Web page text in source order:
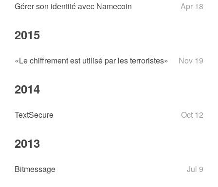
Gérer son identité avec Namecoin
Apr 18
2015
«Le chiffrement est utilisé par les terroristes» Nov 19
2014
TextSecure Oct 12
2013
Bitmessage Jul 9